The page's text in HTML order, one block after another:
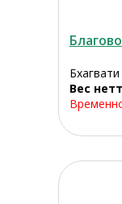
Вес